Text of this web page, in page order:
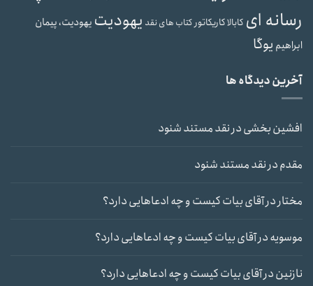
رسانه ای کابالاکاریکاتور کتاب های نقد یهودیت یهودیت، پیمان
ابراهیم یوگا
آخرین دیدگاه ها
افشین بخشیدرنقد مستند شنود
مقدمدرنقد مستند شنود
مختاردرآقای بیات کیست و چه ادعاهایی دارد؟
موسویهدرآقای بیات کیست و چه ادعاهایی دارد؟
نازنیندرآقای بیات کیست و چه ادعاهایی دارد؟